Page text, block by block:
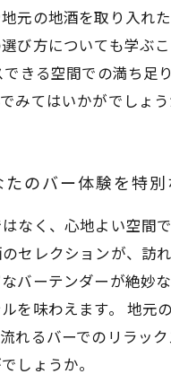
元の地酒を取り入れ
び方についても学ぶ
きる空間での満ち
みてはいかがでしょ
のバー体験を特別
なく、心地よい空間
セレクションが、訪
バーテンダーが絶妙
を味わえます。 地
れるバーでのリラッ
しょうか。